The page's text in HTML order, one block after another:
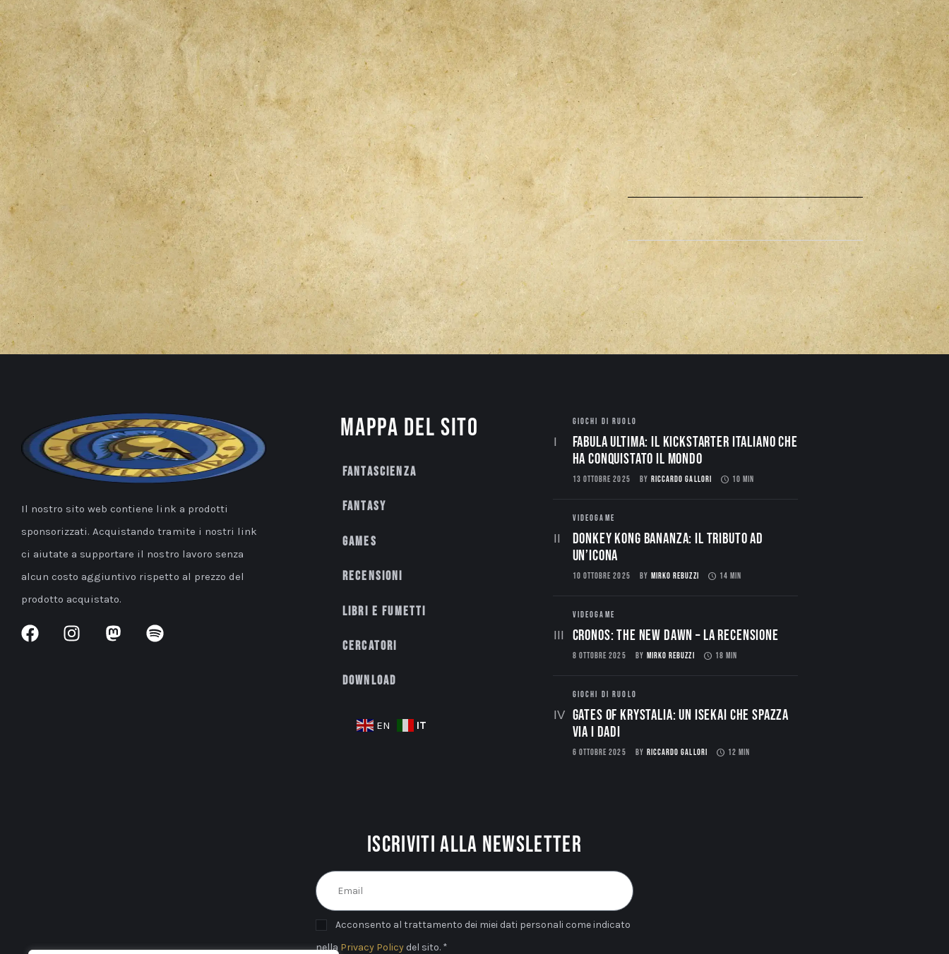
Il nostro sito web contiene link a prodotti
sponsorizzati. Acquistando tramite i nostri link
ci aiutate a supportare il nostro lavoro senza
alcun costo aggiuntivo rispetto al prezzo del
prodotto acquistato.
Mappa del sito
Fantascienza
Fantasy
Games
Recensioni
Libri e fumetti
Cercatori
Download
EN IT
GIOCHI DI RUOLO
Fabula Ultima: il Kickstarter italiano che
ha conquistato il mondo
13 OTTOBRE 2025 BY RICCARDO GALLORI 10 MIN
VIDEOGAME
Donkey Kong Bananza: Il Tributo ad
un’Icona
10 OTTOBRE 2025 BY MIRKO REBUZZI 14 MIN
VIDEOGAME
CRONOS: THE NEW DAWN – La Recensione
8 OTTOBRE 2025 BY MIRKO REBUZZI 18 MIN
GIOCHI DI RUOLO
Gates of Krystalia: Un Isekai che spazza
via i dadi
6 OTTOBRE 2025 BY RICCARDO GALLORI 12 MIN
Iscriviti alla newsletter
Acconsento al trattamento dei miei dati personali come indicato
nella Privacy Policy del sito. *